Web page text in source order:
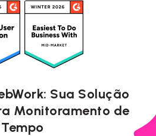
Sua Solução
Monitoramento de
Tempo